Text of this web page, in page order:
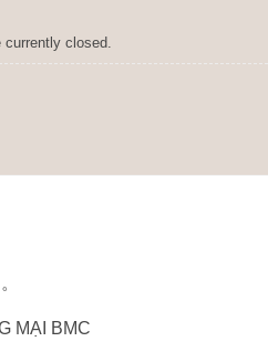
currently closed.
MẠI BMC